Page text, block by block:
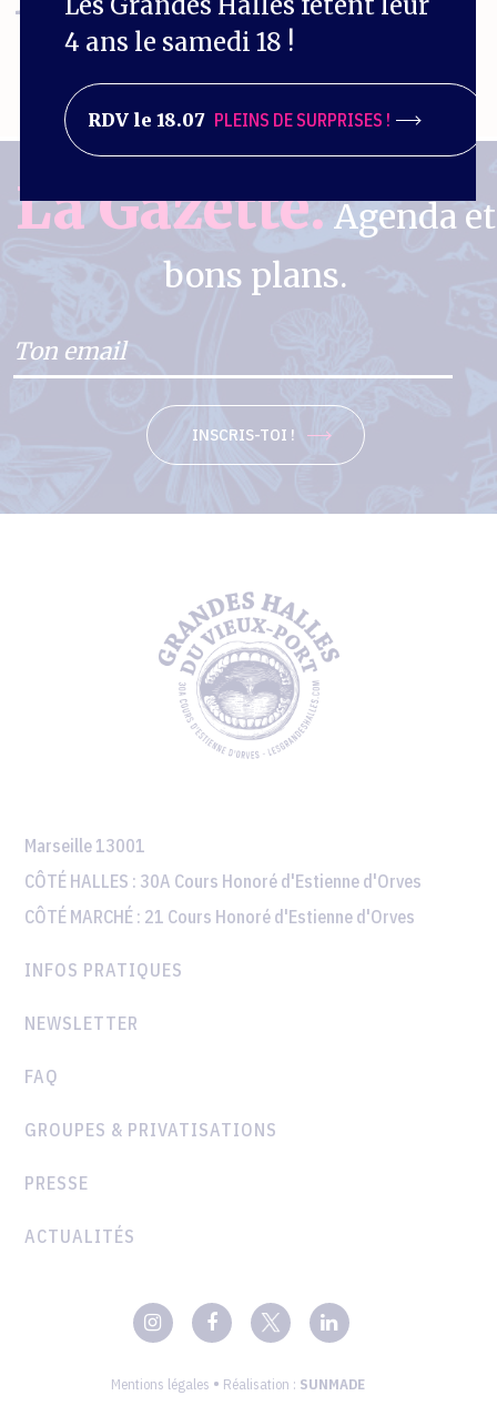
La Gazette.Agenda et
bons plans.
INSCRIS-TOI !
Marseille 13001
CÔTÉ HALLES : 30A Cours Honoré d'Estienne d'Orves
CÔTÉ MARCHÉ : 21 Cours Honoré d'Estienne d'Orves
INFOS PRATIQUES
NEWSLETTER
FAQ
GROUPES & PRIVATISATIONS
PRESSE
ACTUALITÉS
Mentions légales • Réalisation : SUNMADE
4 ans le samedi 18 !
RDV le 18.07 PLEINS DE SURPRISES !